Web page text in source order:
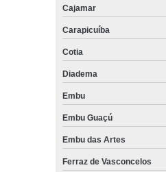
Cajamar
Carapicuíba
Cotia
Diadema
Embu
Embu Guaçú
Embu das Artes
Ferraz de Vasconcelos